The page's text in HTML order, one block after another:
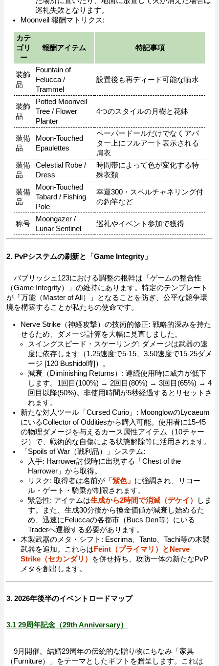
巡礼失敗となります。
Moonveil 報酬マトリクス:
カテ
ゴリ
ー
報酬アイテム 特記事項
装飾
品
Fountain of
Felucca /
Trammel
設置後も再ディード可能な噴水
装飾
品
Potted Moonveil
Tree / Flower
Planter
4つのスタイルの月樹と花鉢
装備
品
Moon-Touched
Epaulettes
ペーパードールだけでなくアバ
ター上にフルアート表示される
肩衣
装備
品
Celestial Robe /
Dress
時間帯によって色が変化する特
殊衣類
装備
品
Moon-Touched
Tabard / Fishing
Pole
幸運300・スペルチャネリング付
の釣竿など
称号
Moongazer /
Lunar Sentinel
巡礼やイベント参加で獲得
2. PvPシステムの刷新と「Game Integrity」
パブリッシュ123における調整の根幹は「ゲームの整合性
（Game Integrity）」の維持にあります。特定のテンプレート
が「万能（Master of All）」となることを防ぎ、公平な競争環
境を構築することが私たちの使命です。
Nerve Strike（神経攻撃）の技術的修正: 戦略的深みを持た
せるため、ダメージ計算を大幅に見直しました。
スイングスピード・スケーリング: ダメージは武器の速
度に依存します（1.25速度で5-15、3.50速度で15-25ダメ
ージ [120 Bushido時]）。
減衰（Diminishing Returns）: 連続使用時に威力が低下
します。1回目(100%) → 2回目(80%) → 3回目(65%) → 4
回目以降(50%)。非使用時間が5秒経過するとリセットさ
れます。
新たな対人ツール「Cursed Curio」: MoonglowのLycaeum
にいるCollector of Odditiesから購入可能。使用者に15-45
の物理ダメージを与えるカース属性アイテム（10チャー
ジ）で、戦術的な自傷による状態解除等に活用されます。
「Spoils of War（戦利品）」システム:
入手: Harrower討伐時に出現する「Chest of the
Harrower」から取得。
リスク: 取得者は名前が「紫色」 に強調され、リコー
ル・ゲート・騎乗が制限されます。
緊急性: アイテムは生成から2時間で消滅（デケイ）
しま
す。また、生成30分後から換金価値が減衰し始めるた
め、迅速にFeluccaの各都市（Bucs Den等）にいる
Traderへ運搬する必要があります。
木製武器のメタ・シフト: Escrima、Tanto、Tachi等の木製
武器を追加。これらは Feint（プライマリ）とNerve
Strike（セカンダリ）
を併せ持ち、攻防一体の新たなPvP
メタを創出します。
3. 2026年後半のイベントロードマップ
3.1 29周年記念（29th Anniversary）
9月開催。結婚29周年の伝統的な贈り物にちなみ「家具
（Furniture）」をテーマとしたギフトを贈呈します。これは